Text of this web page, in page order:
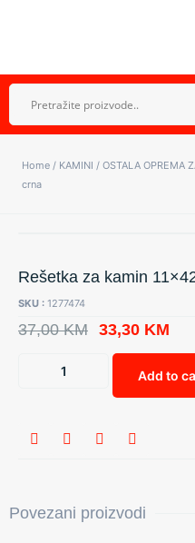
Home / KAMINI / OSTALA OPREMA
crna
Rešetka za kamin
SKU : 1277474
37,00KM 33,30 KM
Add to
Povezani proizvodi